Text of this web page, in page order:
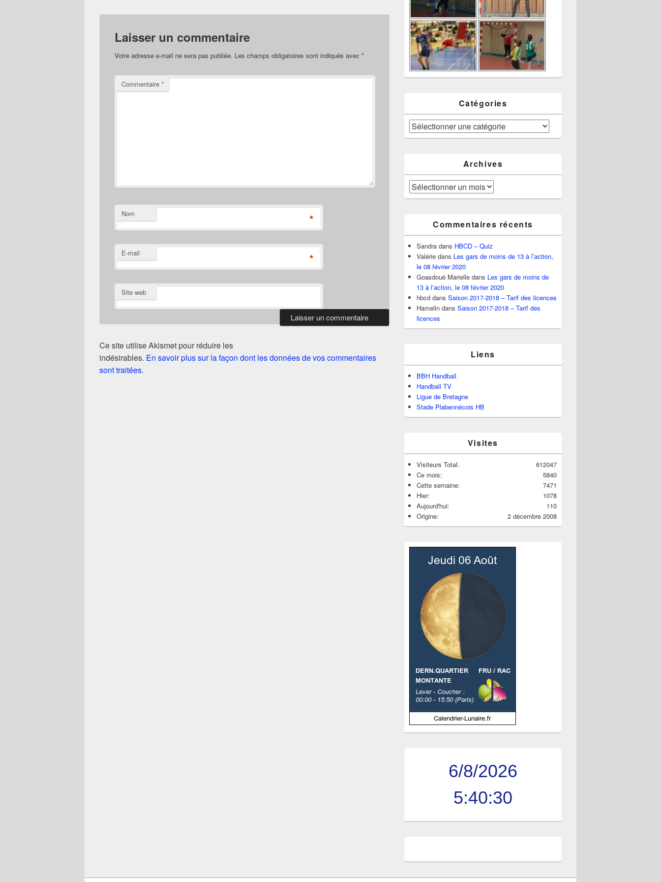
Laisser un commentaire
Votre adresse e-mail ne sera pas publiée. Les champs obligatoires sont indiqués avec *
Commentaire *
Nom *
E-mail *
Site web
Ce site utilise Akismet pour réduire les
indésirables. En savoir plus sur la façon dont les données de vos commentaires
sont traitées.
Catégories
Catégories
Archives
Archives
Commentaires récents
Sandra dans HBCD – Quiz
Valérie dans Les gars de moins de 13 à l’action,
le 08 février 2020
Goasdoué Marielle dans Les gars de moins de
13 à l’action, le 08 février 2020
hbcd dans Saison 2017-2018 – Tarif des licences
Hamelin dans Saison 2017-2018 – Tarif des
licences
Liens
BBH Handball
Handball TV
Ligue de Bretagne
Stade Plabennécois HB
Visites
612047
Visiteurs Total:
5840
Ce mois:
7471
Cette semaine:
1078
Hier:
110
Aujourd'hui:
2 décembre 2008
Origine:
6/8/2026
5:40:30